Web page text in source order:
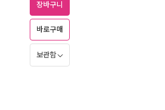
장바구니
바로구매
보관함